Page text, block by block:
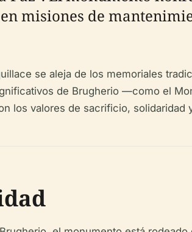
misiones de
se aleja de los memoriales
de Brugherio —como el
los valores de sacrificio, solidaridad